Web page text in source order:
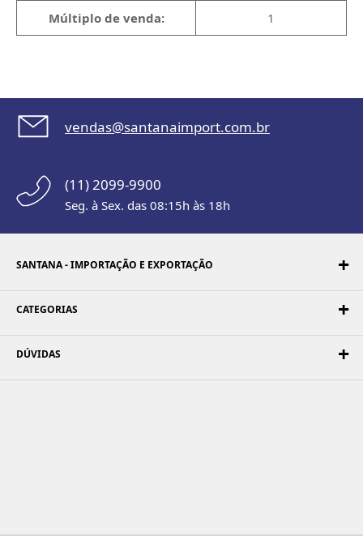
Múltiplo de venda: 1
vendas@santanaimport.com.br
(11) 2099-9900
Seg. à Sex. das 08:15h às 18h
SANTANA - IMPORTAÇÃO E EXPORTAÇÃO
CATEGORIAS
DÚVIDAS